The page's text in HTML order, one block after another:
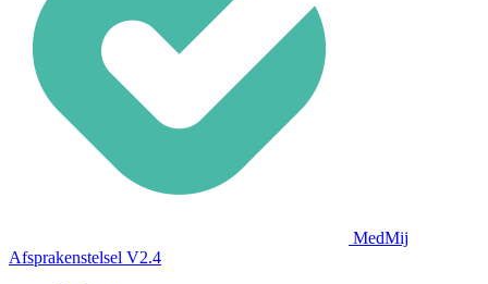
MedMij
Afsprakenstelsel V2.4